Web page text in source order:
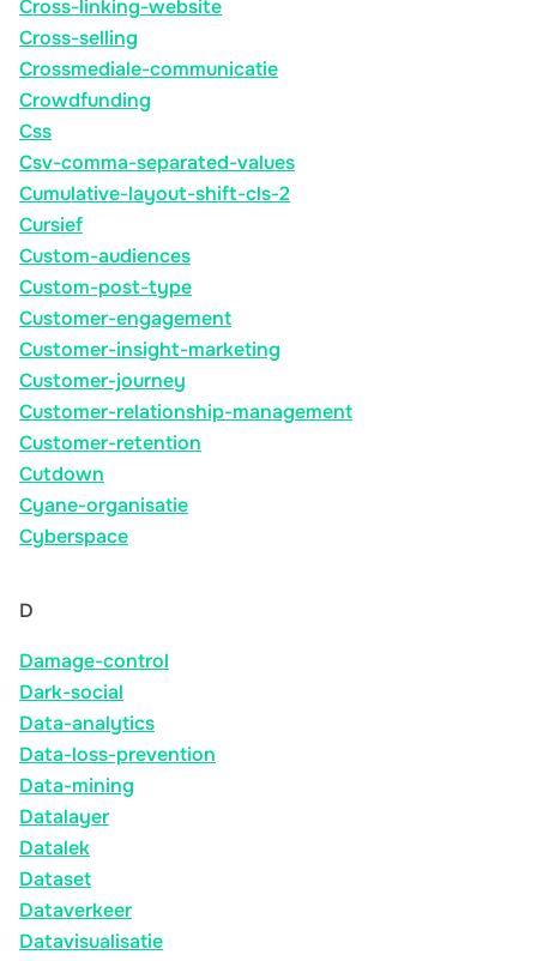
Cross-linking-website
Cross-selling
Crossmediale-communicatie
Crowdfunding
Css
Csv-comma-separated-values
Cumulative-layout-shift-cls-2
Cursief
Custom-audiences
Custom-post-type
Customer-engagement
Customer-insight-marketing
Customer-journey
Customer-relationship-management
Customer-retention
Cutdown
Cyane-organisatie
Cyberspace
D
Damage-control
Dark-social
Data-analytics
Data-loss-prevention
Data-mining
Datalayer
Datalek
Dataset
Dataverkeer
Datavisualisatie